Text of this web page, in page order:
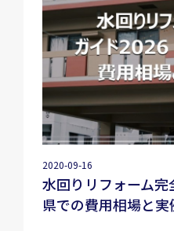
2020-09-16
水回りリフォーム
県での費用相場と実